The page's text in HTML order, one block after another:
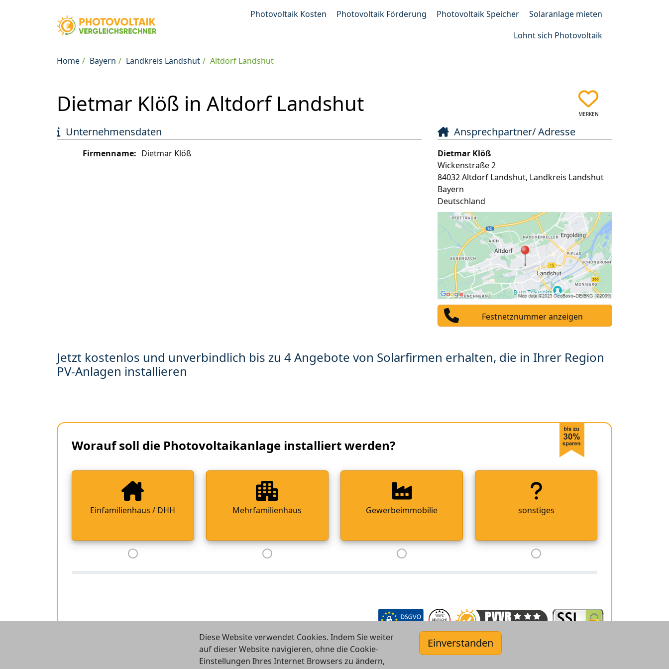
Photovoltaik Kosten Photovoltaik Förderung Photovoltaik Speicher
Solaranlage mieten
Lohnt sich Photovoltaik
Home Bayern Landkreis Landshut Altdorf Landshut
Dietmar Klöß in Altdorf Landshut MERKEN
Unternehmensdaten
Firmenname: Dietmar Klöß
Ansprechpartner/ Adresse
Dietmar Klöß
Wickenstraße 2
84032Altdorf Landshut, Landkreis Landshut
Bayern
Deutschland
Festnetznummer anzeigen
Jetzt kostenlos und unverbindlich bis zu 4 Angebote von Solarfirmen erhalten, die in Ihrer Region
PV-Anlagen installieren
Worauf soll die Photovoltaikanlage installiert werden?
Einfamilienhaus / DHH Mehrfamilienhaus Gewerbeimmobilie sonstiges
Diese Website verwendet Cookies. Indem Sie weiter
auf dieser Website navigieren, ohne die Cookie-
Einstellungen Ihres Internet Browsers zu ändern,
Einverstanden